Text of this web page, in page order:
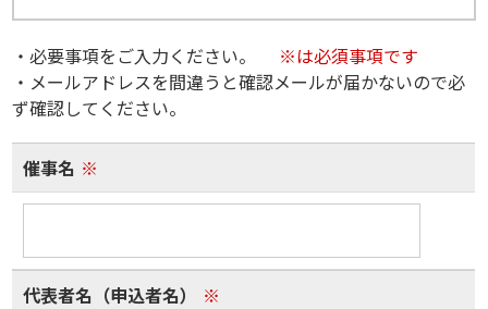
・必要事項をご入力ください。
※は必須事項です
・メールアドレスを間違うと確認メールが届かないので必
ず確認してください。
催事名 ※
代表者名（申込者名） ※